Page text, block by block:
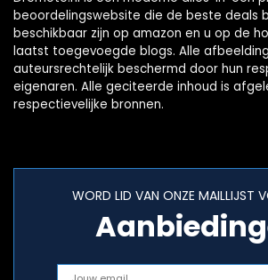
beoordelingswebsite die de beste deals
beschikbaar zijn op amazon en u op de
laatst toegevoegde blogs. Alle
auteursrechtelijk beschermd door hun
eigenaren. Alle geciteerde inhoud is
respectievelijke bronnen.
WORD LID VAN ONZE MAILLIJST